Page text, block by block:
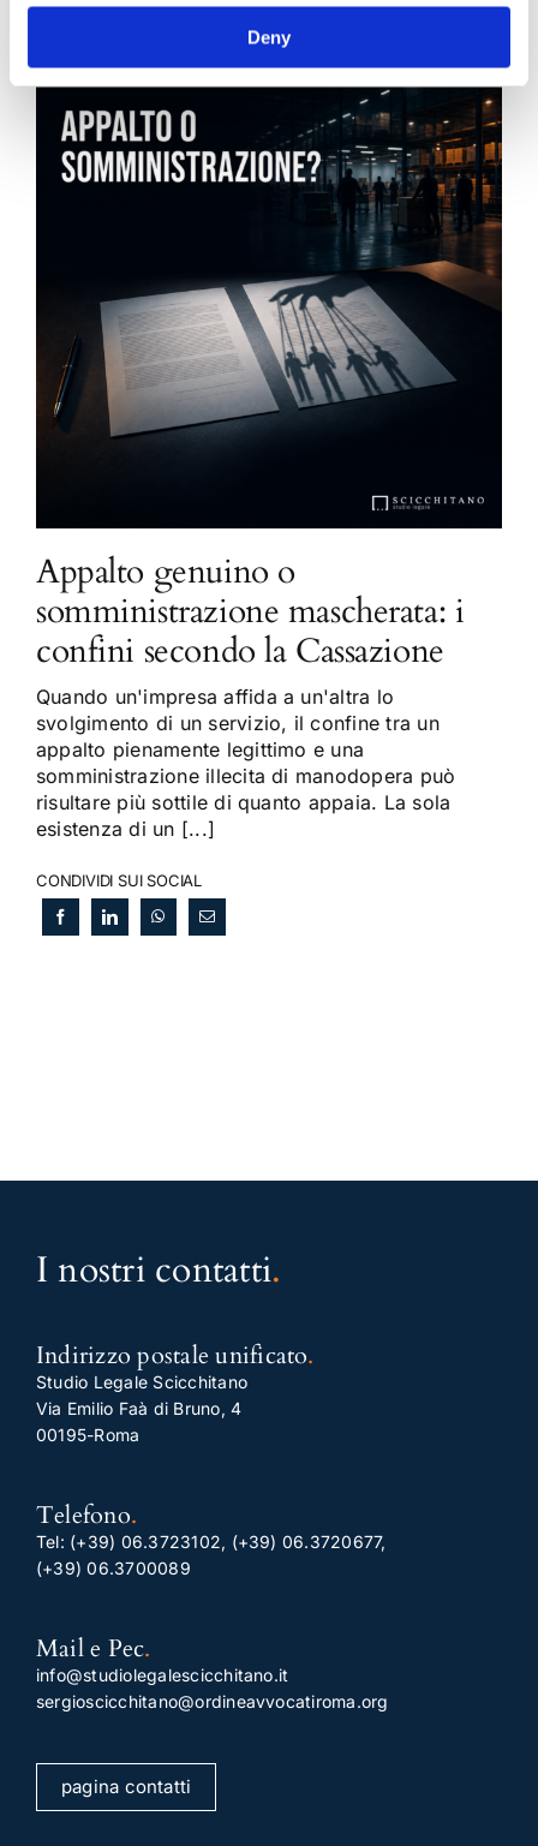
Deny
News.
Appalto genuino o
somministrazione mascherata: i
confini secondo la Cassazione
Quando un'impresa affida a un'altra lo
svolgimento di un servizio, il confine tra un
appalto pienamente legittimo e una
somministrazione illecita di manodopera può
risultare più sottile di quanto appaia. La sola
esistenza di un [...]
CONDIVIDI SUI SOCIAL
I nostri contatti.
Indirizzo postale unificato.
Studio Legale Scicchitano
Via Emilio Faà di Bruno, 4
00195-Roma
Telefono.
Tel: (+39) 06.3723102, (+39) 06.3720677,
(+39) 06.3700089
Mail e Pec.
info@studiolegalescicchitano.it
sergioscicchitano@ordineavvocatiroma.org
pagina contatti